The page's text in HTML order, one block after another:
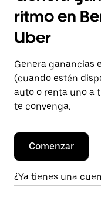
ritmo en
Uber
Genera ganancias
(cuando estén
auto o renta uno a
te convenga.
Comenzar
¿Ya tienes una